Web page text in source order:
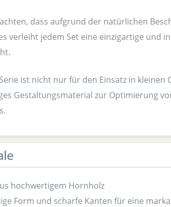
dass aufgrund der natürlichen
verleiht jedem Set eine einzigartige und
ist nicht nur für den Einsatz in
Gestaltungsmaterial zur Optimierung
hochwertigem Hornholz
Form und scharfe Kanten für eine